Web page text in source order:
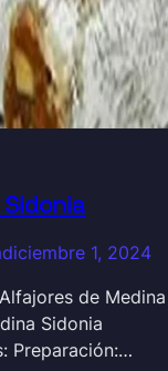
diciembre 1, 2024
de Medina
Sidonia
Preparación:…